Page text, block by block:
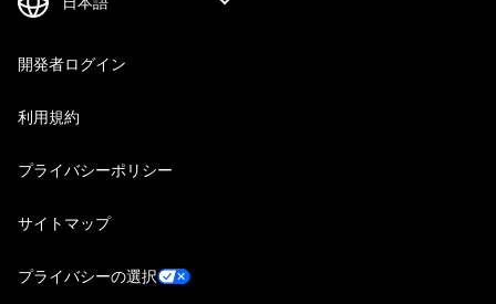
開発者ログイン
利用規約
プライバシーポリシー
サイトマップ
プライバシーの選択